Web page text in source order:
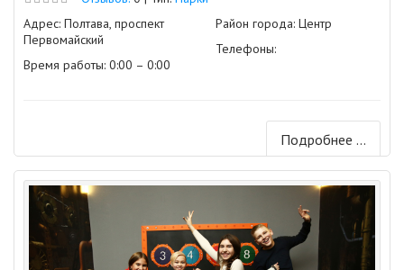
Адрес: Полтава, проспект
Первомайский
Время работы: 0:00 – 0:00
Район города: Центр
Телефоны:
Подробнее ...